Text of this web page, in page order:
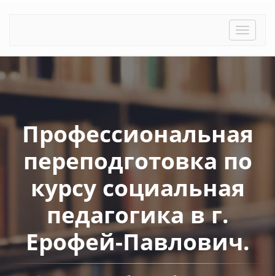
Toggle
Профессиональная
переподготовка по
курсу социальная
педагогика в г.
Ерофей-Павлович.